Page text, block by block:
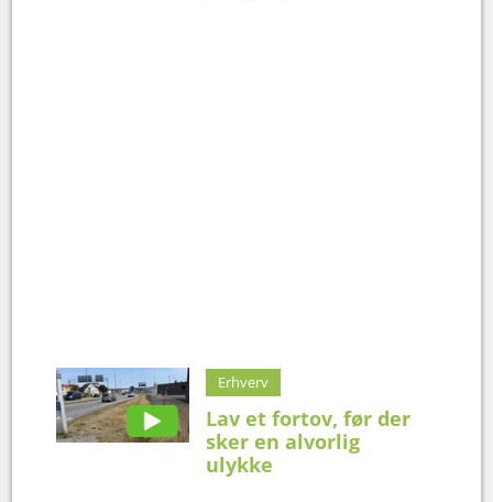
Erhverv
Lav et fortov, før der
sker en alvorlig
ulykke